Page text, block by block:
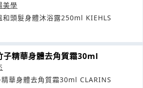
美學
和頭髮身體沐浴露250ml KIEHLS
子精華身體去角質霜30ml
華身體去角質霜30ml CLARINS